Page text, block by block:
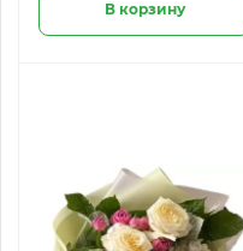
В корзину